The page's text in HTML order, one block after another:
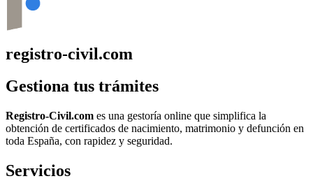
registro-civil.com
Gestiona tus trámites
Registro-Civil.com es una gestoría online que simplifica la
obtención de certificados de nacimiento, matrimonio y defunción en
toda España, con rapidez y seguridad.
Servicios